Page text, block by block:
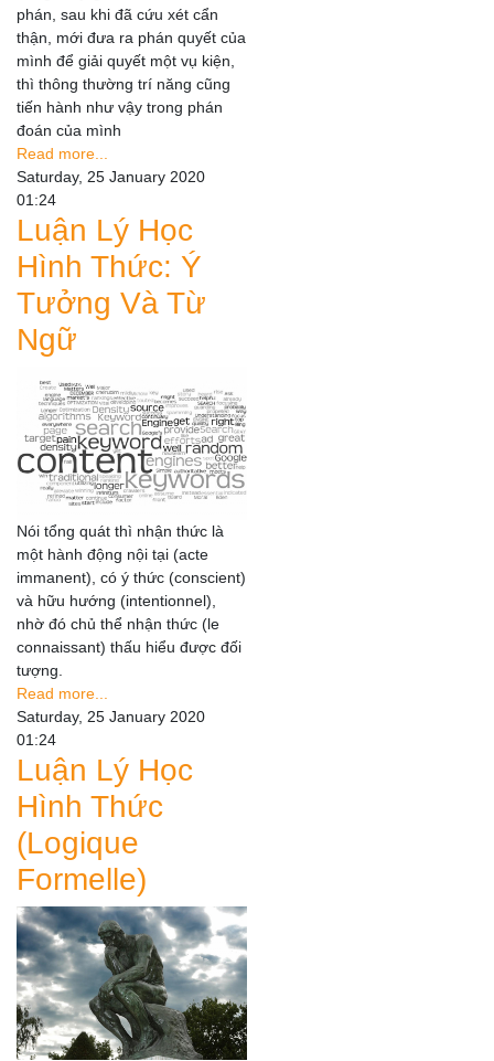
phán, sau khi đã cứu xét cẩn
thận, mới đưa ra phán quyết của
mình để giải quyết một vụ kiện,
thì thông thường trí năng cũng
tiến hành như vậy trong phán
đoán của mình
Read more...
Saturday, 25 January 2020
01:24
Luận Lý Học
Hình Thức: Ý
Tưởng Và Từ
Ngữ
Nói tổng quát thì nhận thức là
một hành động nội tại (acte
immanent), có ý thức (conscient)
và hữu hướng (intentionnel),
nhờ đó chủ thể nhận thức (le
connaissant) thấu hiểu được đối
tượng.
Read more...
Saturday, 25 January 2020
01:24
Luận Lý Học
Hình Thức
(Logique
Formelle)